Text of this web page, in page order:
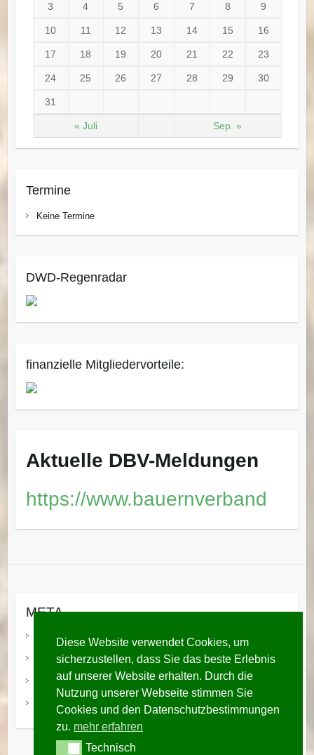
3 4 5 6 7 8 9
10 11 12 13 14 15 16
17 18 19 20 21 22 23
24 25 26 27 28 29 30
31
« Juli Sep. »
Termine
Keine Termine
DWD-Regenradar
finanzielle Mitgliedervorteile:
Aktuelle DBV-Meldungen
https://www.bauernverband
META
Anmelden
Eintrags-Feed
Kommentar-Feed
WordPress.org
Diese Website verwendet Cookies, um
sicherzustellen, dass Sie das beste Erlebnis
auf unserer Website erhalten. Durch die
Nutzung unserer Webseite stimmen Sie
Cookies und den Datenschutzbestimmungen
zu. mehr erfahren
TechnischTechnisch